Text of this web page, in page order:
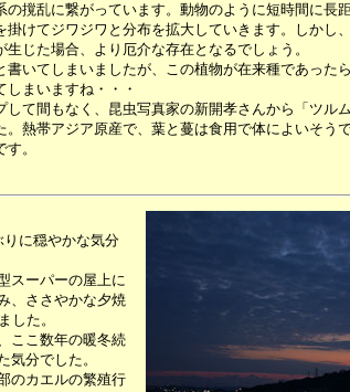
の撹乱に繋がっています。動物のように短時間に長
掛けてジワジワと分布を拡大していきます。しかし
生じた場合、より厄介な存在となるでしょう。
いてしまいましたが、この植物が在来種であった
しまいますね・・・
して間もなく、昆虫写真家の新開孝さんから「ツル
。熱帯アジア原産で、葉と蔓は食用で体によいそう
。
に穏やかな気分
スーパーの屋上に
、ささやかな夕焼
した。
ここ数年の暖冬続
分でした。
のカエルの繁殖行